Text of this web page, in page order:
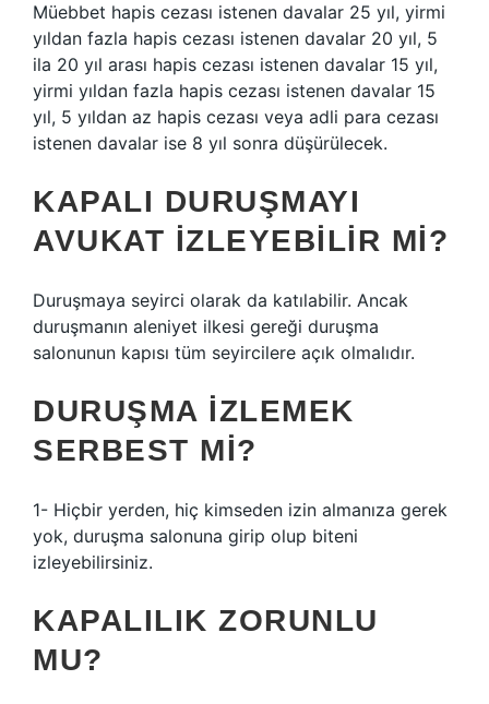
Müebbet hapis cezası istenen davalar 25 yıl, yirmi
yıldan fazla hapis cezası istenen davalar 20 yıl, 5
ila 20 yıl arası hapis cezası istenen davalar 15 yıl,
yirmi yıldan fazla hapis cezası istenen davalar 15
yıl, 5 yıldan az hapis cezası veya adli para cezası
istenen davalar ise 8 yıl sonra düşürülecek.
KAPALI DURUŞMAYI
AVUKAT IZLEYEBILIR MI?
Duruşmaya seyirci olarak da katılabilir. Ancak
duruşmanın aleniyet ilkesi gereği duruşma
salonunun kapısı tüm seyircilere açık olmalıdır.
DURUŞMA IZLEMEK
SERBEST MI?
1- Hiçbir yerden, hiç kimseden izin almanıza gerek
yok, duruşma salonuna girip olup biteni
izleyebilirsiniz.
KAPALILIK ZORUNLU
MU?